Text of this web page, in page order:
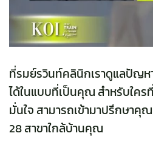
ที่รมย์รวินท์คลินิกเราดูแลปัญ
ได้ในแบบที่เป็นคุณ สำหรับใค
มั่นใจ สามารถเข้ามาปรึกษา
28 สาขาใกล้บ้านคุณ